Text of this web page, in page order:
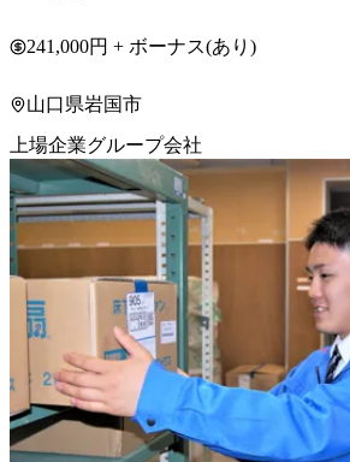
241,000円 + ボーナス(あり)
山口県岩国市
上場企業グループ会社